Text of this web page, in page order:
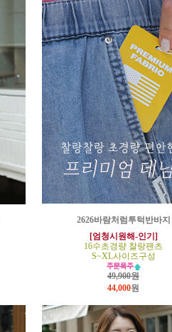
2626바람처럼투턱반바지
[엄청시원해-인기]
16수초경량 찰랑팬츠
S~XL사이즈구성
49,900원
44,000원